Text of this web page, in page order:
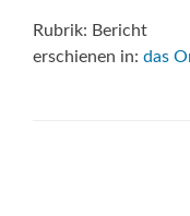
Rubrik: Bericht
erschienen in: das